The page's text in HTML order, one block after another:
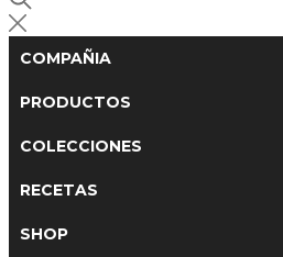
COMPAÑIA
PRODUCTOS
COLECCIONES
RECETAS
SHOP